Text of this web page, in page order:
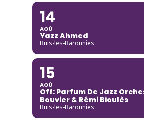
14
AOÛ
Yazz Ahmed
Buis-les-Baronnies
15
AOÛ
Off: Parfum De Jazz
Bouvier & Rémi Bioulès
Buis-les-Baronnies